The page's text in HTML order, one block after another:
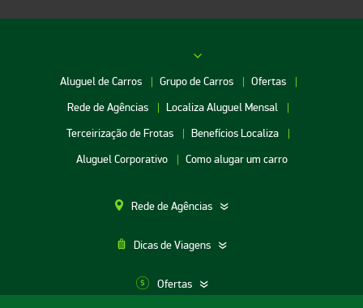
Aluguel de Carros Grupo de Carros
Ofertas
Rede de Agências
Localiza Aluguel Mensal
Terceirização de Frotas
Benefícios Localiza
Aluguel Corporativo
Como alugar um carro
Rede de Agências
Dicas de Viagens
Ofertas